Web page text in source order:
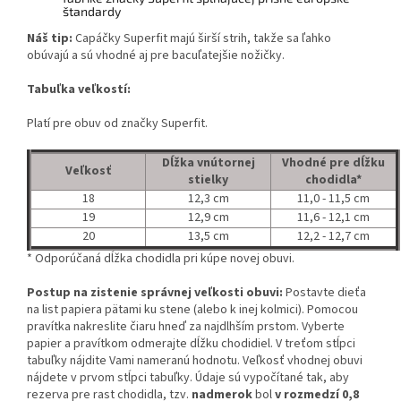
štandardy
Náš tip: Capáčky Superfit majú širší strih, takže sa ľahko
obúvajú a sú vhodné aj pre bacuľatejšie nožičky.
Tabuľka veľkostí:
Platí pre obuv od značky Superfit.
Veľkosť
Dĺžka vnútornej
stielky
Vhodné pre dĺžku
chodidla*
18
12,3 cm
11,0 - 11,5 cm
19
12,9 cm
11,6 - 12,1 cm
20
13,5 cm
12,2 - 12,7 cm
* Odporúčaná dĺžka chodidla pri kúpe novej obuvi.
Postup na zistenie správnej veľkosti obuvi: Postavte dieťa
na list papiera pätami ku stene (alebo k inej kolmici). Pomocou
pravítka nakreslite čiaru hneď za najdlhším prstom. Vyberte
papier a pravítkom odmerajte dĺžku chodidiel. V treťom stĺpci
tabuľky nájdite Vami nameranú hodnotu. Veľkosť vhodnej obuvi
nájdete v prvom stĺpci tabuľky. Údaje sú vypočítané tak, aby
rezerva pre rast chodidla, tzv. nadmerokbolv rozmedzí 0,8